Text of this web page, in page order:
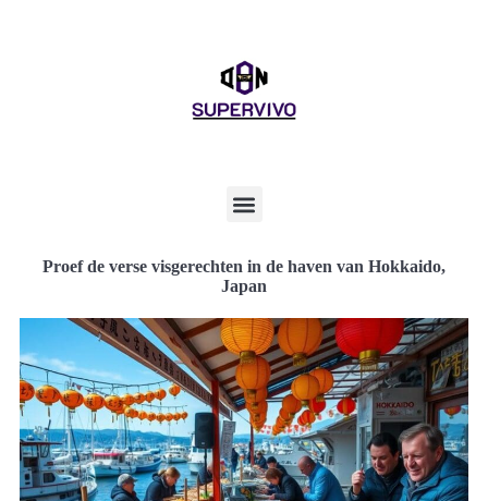
Proef de verse visgerechten in de haven van Hokkaido,
Japan